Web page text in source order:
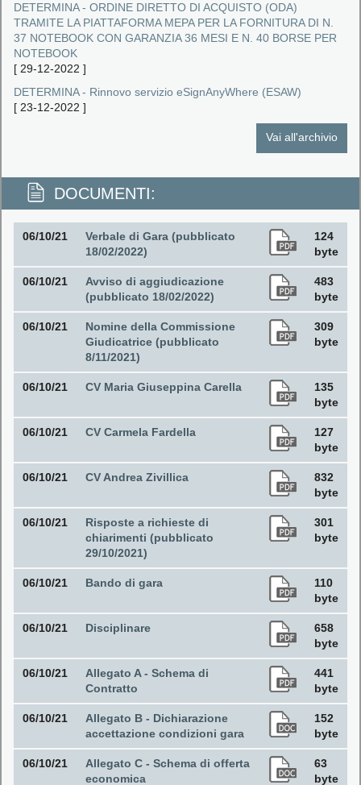
DETERMINA - ORDINE DIRETTO DI ACQUISTO (ODA)
TRAMITE LA PIATTAFORMA MEPA PER LA FORNITURA DI N.
37 NOTEBOOK CON GARANZIA 36 MESI E N. 40 BORSE PER
NOTEBOOK
[ 29-12-2022 ]
DETERMINA - Rinnovo servizio eSignAnyWhere (ESAW)
[ 23-12-2022 ]
Vai all'archivio
DOCUMENTI:
06/10/21
Verbale di Gara (pubblicato
18/02/2022)
124
byte
06/10/21
Avviso di aggiudicazione
(pubblicato 18/02/2022)
483
byte
06/10/21
Nomine della Commissione
Giudicatrice (pubblicato
8/11/2021)
309
byte
06/10/21 CV Maria Giuseppina Carella
135
byte
06/10/21 CV Carmela Fardella
127
byte
06/10/21 CV Andrea Zivillica
832
byte
06/10/21
Risposte a richieste di
chiarimenti (pubblicato
29/10/2021)
301
byte
06/10/21 Bando di gara
110
byte
06/10/21 Disciplinare
658
byte
06/10/21
Allegato A - Schema di
Contratto
441
byte
06/10/21
Allegato B - Dichiarazione
accettazione condizioni gara
152
byte
06/10/21
Allegato C - Schema di offerta
economica
63
byte